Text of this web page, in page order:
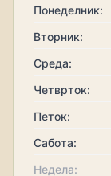
Понеделник:
Вторник:
Среда:
Четврток:
Петок:
Сабота:
Недела: